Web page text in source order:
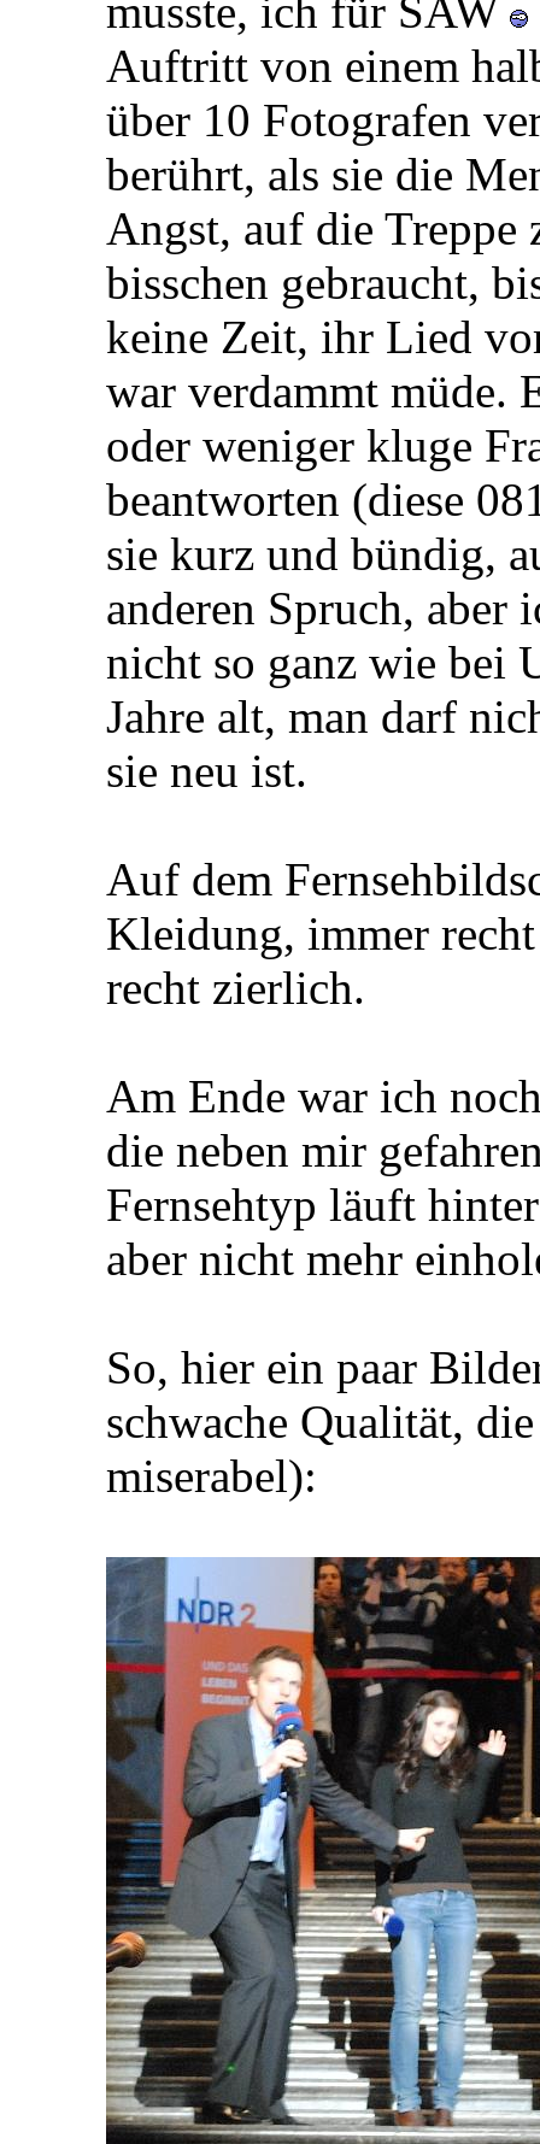
musste, ich für SAW
Auftritt von einem
über 10 Fotografen
berührt, als sie die
Angst, auf die Treppe
bisschen gebraucht,
keine Zeit, ihr Lied
war verdammt müde.
oder weniger kluge
beantworten (diese
sie kurz und bündig,
anderen Spruch, aber
nicht so ganz wie bei
Jahre alt, man darf
sie neu ist.
Auf dem
Kleidung, immer
recht zierlich.
Am Ende war ich
die neben mir
Fernsehtyp läuft
aber nicht mehr
So, hier ein paar
schwache Qualität,
miserabel):